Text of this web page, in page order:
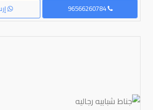
96566260784